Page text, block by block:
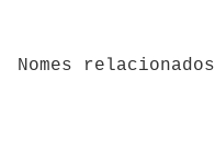
Nomes relacionados